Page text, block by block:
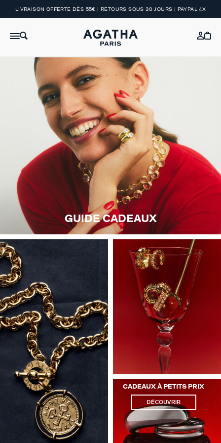
LIVRAISON OFFERTE DÈS 55€ | RETOURS SOUS 30 JOURS | PAYPAL 4X
GUIDE CADEAUX
CADEAUX À PETITS PRIX
DÉCOUVRIR